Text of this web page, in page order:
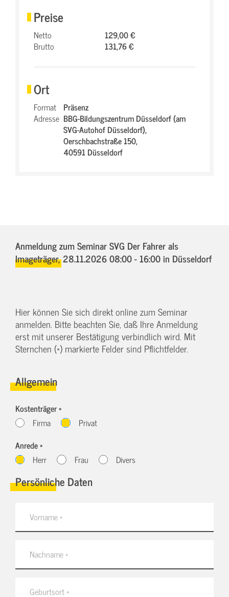
Preise
Netto
129,00 €
Brutto
131,76 €
Ort
Format Präsenz
Adresse BBG-Bildungszentrum Düsseldorf (am
SVG-Autohof Düsseldorf),
Oerschbachstraße 150,
40591 Düsseldorf
Anmeldung zum Seminar SVG Der Fahrer als
Imageträger,28.11.2026 08:00 - 16:00in Düsseldorf
Hier können Sie sich direkt online zum Seminar
anmelden. Bitte beachten Sie, daß Ihre Anmeldung
erst mit unserer Bestätigung verbindlich wird. Mit
Sternchen (*) markierte Felder sind Pflichtfelder.
Allgemein
Kostenträger *
Firma
Privat
Anrede *
Herr
Frau Divers
Persönliche Daten